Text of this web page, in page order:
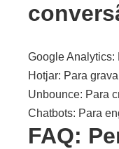
Google Analytics:
Hotjar: Para
Unbounce: Para
Chatbots: Para
FAQ: